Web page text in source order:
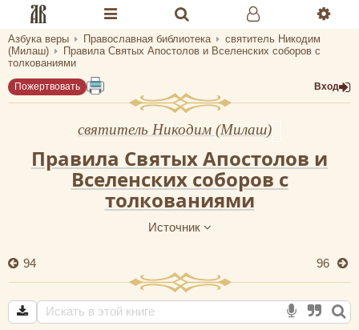
Разделы портала «Азбука веры»
Главная
Библиотеки
Календарь
Проверь себя
Тематическое
Азбука веры Православная библиотека
святитель Никодим
(Милаш)
Правила Святых Апостолов и Вселенских соборов с
толкованиями
Пожертвовать Вход
святитель Никодим (Милаш)
Правила Святых Апостолов и
Вселенских соборов с
толкованиями
Источник
94 96